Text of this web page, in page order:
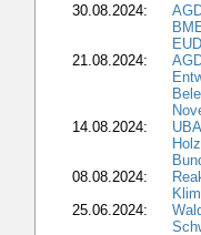
30.08.2024:
21.08.2024:
14.08.2024:
08.08.2024:
25.06.2024: